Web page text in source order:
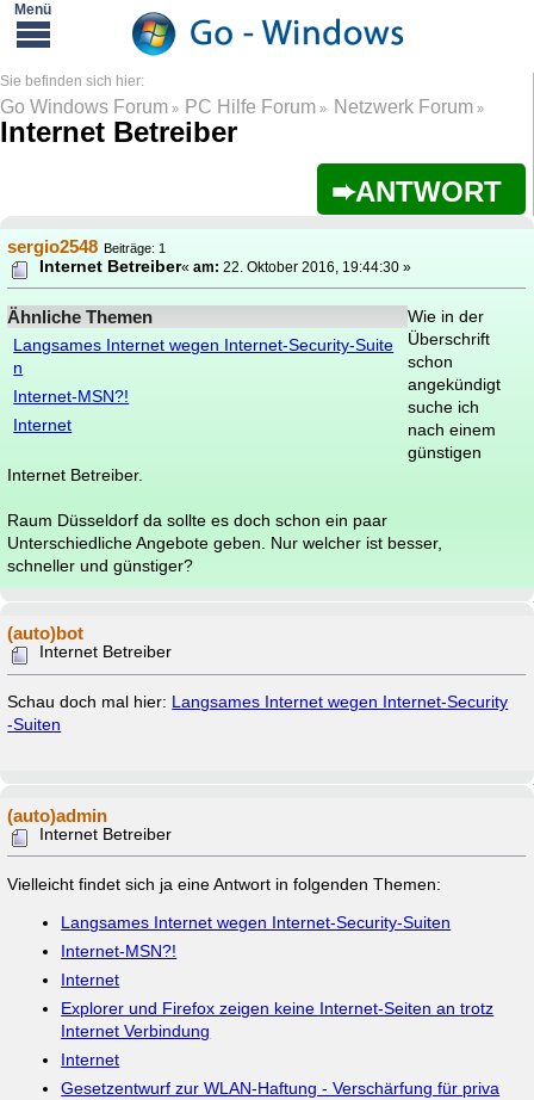
Go Windows Forum » PC Hilfe Forum » Netzwerk Forum»
Internet Betreiber
ANTWORT
sergio2548 Beiträge: 1
Internet Betreiber«am: 22. Oktober 2016, 19:44:30 »
Ähnliche Themen
Langsames Internet wegen Internet-Security-Suite
n
Internet-MSN?!
Internet
Wie in der
Überschrift
schon
angekündigt
suche ich
nach einem
günstigen
Internet Betreiber.
Raum Düsseldorf da sollte es doch schon ein paar
Unterschiedliche Angebote geben. Nur welcher ist besser,
schneller und günstiger?
(auto)bot
Internet Betreiber
Schau doch mal hier: Langsames Internet wegen Internet-Security
-Suiten
(auto)admin
Internet Betreiber
Vielleicht findet sich ja eine Antwort in folgenden Themen:
Langsames Internet wegen Internet-Security-Suiten
Internet-MSN?!
Internet
Explorer und Firefox zeigen keine Internet-Seiten an trotz
Internet Verbindung
Internet
Gesetzentwurf zur WLAN-Haftung - Verschärfung für priva